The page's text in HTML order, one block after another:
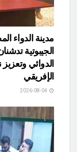
مدينة الدواء
الجيبوتية
الدوائي
الإفريقي